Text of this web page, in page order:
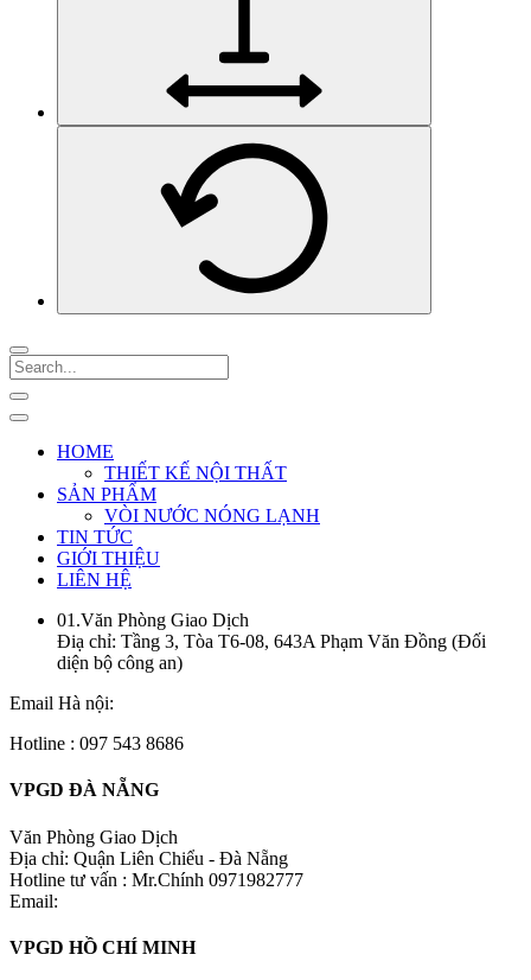
HOME
THIẾT KẾ NỘI THẤT
SẢN PHẨM
VÒI NƯỚC NÓNG LẠNH
TIN TỨC
GIỚI THIỆU
LIÊN HỆ
01.Văn Phòng Giao Dịch
Điạ chỉ: Tầng 3, Tòa T6-08, 643A Phạm Văn Đồng (Đối
diện bộ công an)
Email Hà nội:
Hotline : 097 543 8686
VPGD ĐÀ NẴNG
Văn Phòng Giao Dịch
Địa chỉ: Quận Liên Chiểu - Đà Nẵng
Hotline tư vấn : Mr.Chính 0971982777
Email:
VPGD HỒ CHÍ MINH